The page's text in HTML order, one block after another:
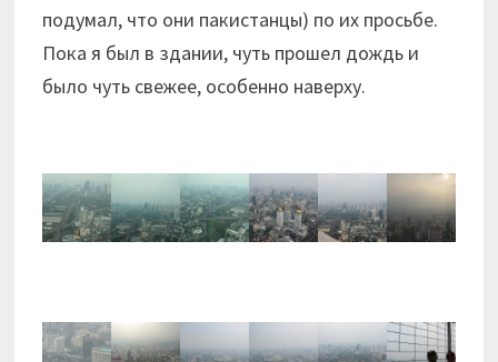
подумал, что они пакистанцы) по их просьбе.
Пока я был в здании, чуть прошел дождь и
было чуть свежее, особенно наверху.